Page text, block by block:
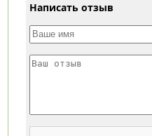
Написать отзыв